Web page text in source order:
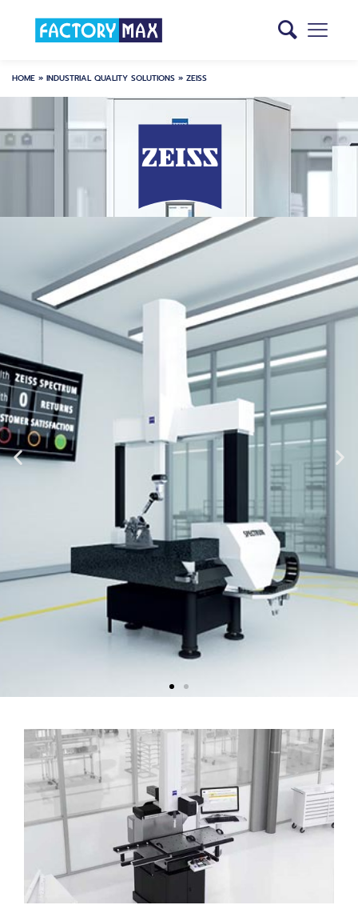
HOME » INDUSTRIAL QUALITY SOLUTIONS » ZEISS
ZEISS SPECTRUM family
Upgrade to trusted measuring results
VIEW MORE